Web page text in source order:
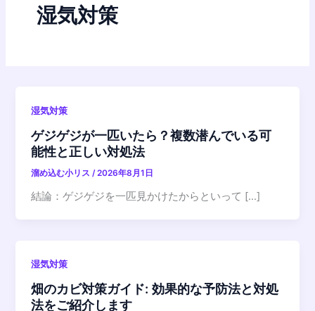
湿気対策
湿気対策
ゲジゲジが一匹いたら？複数潜んでいる可
能性と正しい対処法
溜め込む小リス /2026年8月1日
結論：ゲジゲジを一匹見かけたからといって […]
湿気対策
畑のカビ対策ガイド: 効果的な予防法と対処
法をご紹介します